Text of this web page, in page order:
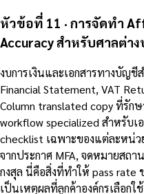
หัวข้อที่ 11 · การจัดทำ
Accuracy สำหรับศาลต่าง
งบการเงินและเอกสารทางบัญชี
Financial Statement, VAT
Column translated copy ที่รัก
workflow specialized สำหรับเ
checklist เฉพาะของแต่ละหน่
จากประกาศ MFA, จดหมายสถ
กงสุล นี่คือสิ่งที่ทำให้ pass rate
เป็นเหตุผลที่ลูกค้าองค์กรเลือกใ